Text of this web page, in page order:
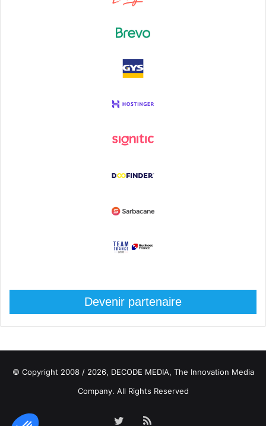
Devenir partenaire
© Copyright 2008 / 2026, DECODE MEDIA, The Innovation Media
Company. All Rights Reserved
TwitterRSS